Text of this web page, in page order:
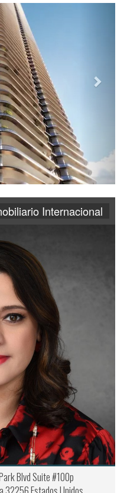
Internacional
Blvd Suite #100p
32256 Estados Unidos